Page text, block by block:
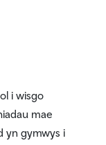
i wisgo
mae
yn gymwys i